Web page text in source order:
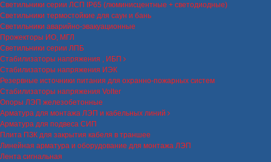
Светильники серии ЛСП IP65 (люминисцентные + светодиодные)
Светильники термостойкие для саун и бань
Светильники аварийно-эвакуационные
Прожекторы ИО, МГЛ
Светильники серии ЛПБ
Стабилизаторы напряжения , ИБП
Стабилизаторы напряжения ИЭК
Резервные источники питания для охранно-пожарных систем
Стабилизаторы напряжения Volter
Опоры ЛЭП железобетонные
Арматура для монтажа ЛЭП и кабельных линий
Арматура для подвеса СИП
Плита ПЗК для закрытия кабеля в траншее
Линейная арматура и оборудование для монтажа ЛЭП
Лента сигнальная